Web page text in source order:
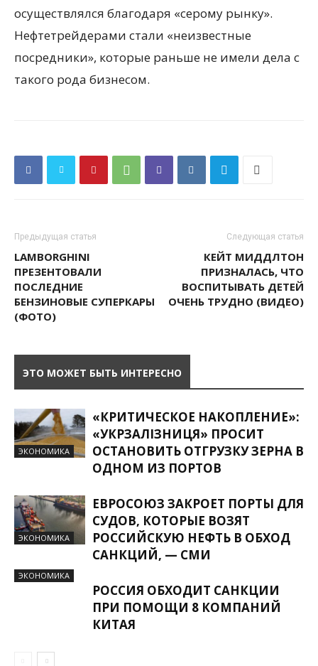
осуществлялся благодаря «серому рынку».
Нефтетрейдерами стали «неизвестные
посредники», которые раньше не имели дела с
такого рода бизнесом.
Предыдущая статья
LAMBORGHINI
ПРЕЗЕНТОВАЛИ
ПОСЛЕДНИЕ
БЕНЗИНОВЫЕ СУПЕРКАРЫ
(ФОТО)
Следующая статья
КЕЙТ МИДДЛТОН
ПРИЗНАЛАСЬ, ЧТО
ВОСПИТЫВАТЬ ДЕТЕЙ
ОЧЕНЬ ТРУДНО (ВИДЕО)
ЭТО МОЖЕТ БЫТЬ ИНТЕРЕСНО
ЭКОНОМИКА
«КРИТИЧЕСКОЕ НАКОПЛЕНИЕ»:
«УКРЗАЛІЗНИЦЯ» ПРОСИТ
ОСТАНОВИТЬ ОТГРУЗКУ ЗЕРНА В
ОДНОМ ИЗ ПОРТОВ
ЭКОНОМИКА
ЕВРОСОЮЗ ЗАКРОЕТ ПОРТЫ ДЛЯ
СУДОВ, КОТОРЫЕ ВОЗЯТ
РОССИЙСКУЮ НЕФТЬ В ОБХОД
САНКЦИЙ, — СМИ
ЭКОНОМИКА
РОССИЯ ОБХОДИТ САНКЦИИ
ПРИ ПОМОЩИ 8 КОМПАНИЙ
КИТАЯ